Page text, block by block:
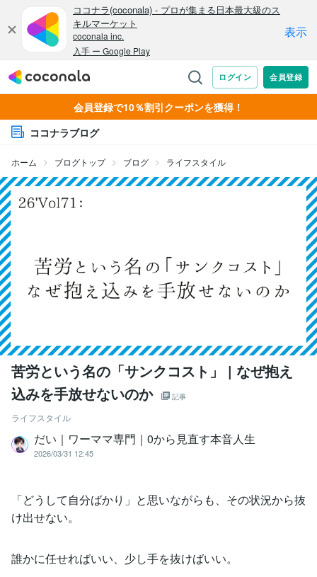
会員登録で10％割引クーポンを獲得！
ココナラブログ
ホーム ブログトップ ブログ ライフスタイル
苦労という名の「サンクコスト」 | なぜ抱え
込みを手放せないのか
記事
ライフスタイル
だい｜ワーママ専門｜0から見直す本音人生
2026/03/31 12:45
「どうして自分ばかり」と思いながらも、その状況から抜
け出せない。
誰かに任せればいい、少し手を抜けばいい。